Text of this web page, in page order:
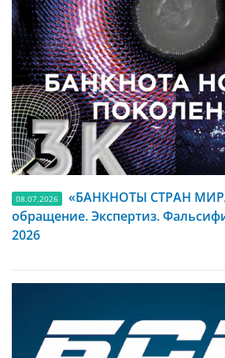
08.07.2026
«БАНКНОТЫ СТРАН
обращение. Экспертиз.
2026